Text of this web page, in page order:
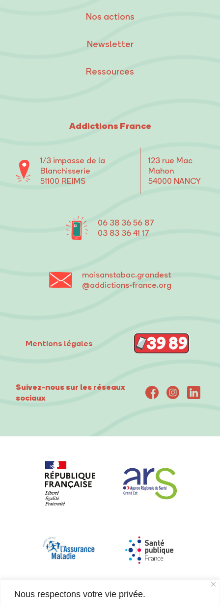
Nous respectons votre vie privée.
Nos actions
Newsletter
Ressources
Addictions France
1/3 impasse de la
Blanchisserie
51100 REIMS
123 rue Mac
Mahon
54000 NANCY
06 38 36 56 87
03 83 36 41 17
moisanstabac.grandest
@addictions-france.org
Mentions légales
Suivez-nous sur les réseaux
sociaux